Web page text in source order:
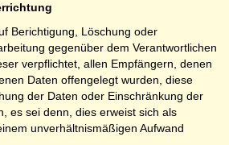
Berichtigung, Löschung oder
gegenüber dem Verantwortlichen
verpflichtet, allen Empfängern, denen
Daten offengelegt wurden, diese
der Daten oder Einschränkung der
es sei denn, dies erweist sich als
unverhältnismäßigen Aufwand